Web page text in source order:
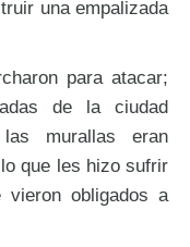
una empalizada
para atacar;
de la ciudad
murallas eran
que les hizo sufrir
obligados a